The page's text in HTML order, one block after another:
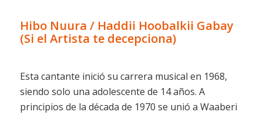
Hibo Nuura / Haddii Hoobalkii Gabay
(Si el Artista te decepciona)
Esta cantante inició su carrera musical en 1968,
siendo solo una adolescente de 14 años. A
principios de la década de 1970 se unió a Waaberi